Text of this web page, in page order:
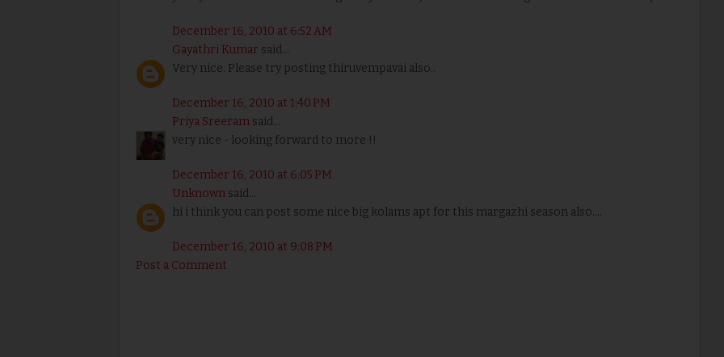
December 16, 2010 at 6:52 AM
Gayathri Kumar said...
Very nice. Please try posting thiruvempavai also..
December 16, 2010 at 1:40 PM
Priya Sreeram said...
very nice - looking forward to more !!
December 16, 2010 at 6:05 PM
Unknown said...
hi i think you can post some nice big kolams apt for this margazhi season also....
December 16, 2010 at 9:08 PM
Post a Comment